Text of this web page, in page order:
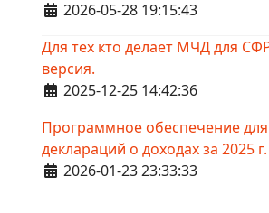
Информация о материале
2026-05-28 19:15:43
Для тех кто делает МЧД для
версия.
Информация о материале
2025-12-25 14:42:36
Программное обеспечение
деклараций о доходах за 2025
Информация о материале
2026-01-23 23:33:33